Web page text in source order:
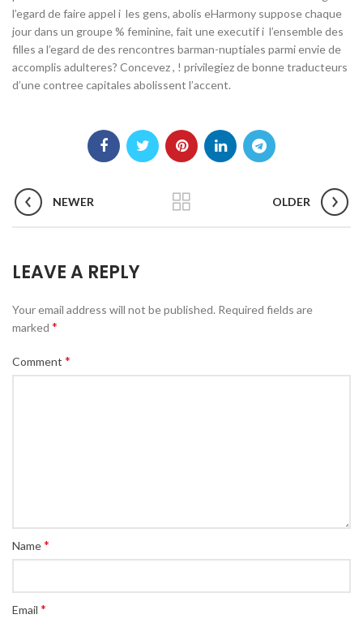
l’egard de faire appel i les gens, abolis eHarmony suppose chaque
jour dans un groupe % feminine, fait une executif i l’ensemble des
filles a l’egard de des rencontres barman-nuptiales parmi envie de
accomplis adulteres? Concevez , ! privilegiez de bonne traducteurs
d’une contree capitales abolissent l’accent.
NEWER OLDER
LEAVE A REPLY
Your email address will not be published. Required fields are
marked *
Comment *
Name*
Email *